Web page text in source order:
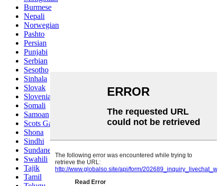
Burmese
Nepali
Norwegian
Pashto
Persian
Punjabi
Serbian
Sesotho
Sinhala
Slovak
Slovenian
Somali
Samoan
Scots Gaelic
Shona
Sindhi
Sundanese
Swahili
Tajik
Tamil